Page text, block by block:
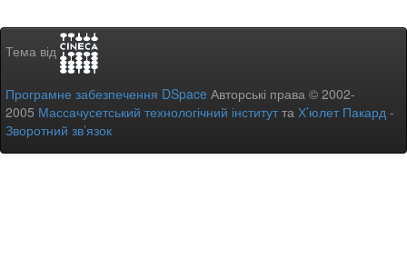
Тема від
Програмне забезпечення DSpace Авторські права © 2002-
2005 Массачусетський технологічний інститутта Х’юлет Пакард -
Зворотний зв’язок